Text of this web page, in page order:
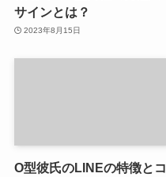
サインとは？
2023年8月15日
O型彼氏のLINEの特徴とコ